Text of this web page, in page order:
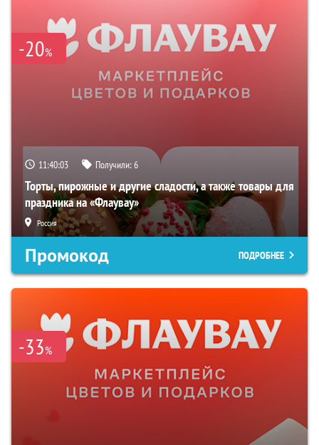
-20%
11:40:02 Получили:6
Торты, пирожные и другие сладости, а также товары для
праздника на «Флаувау»
Россия
Промокод ПОДРОБНЕЕ
-33%